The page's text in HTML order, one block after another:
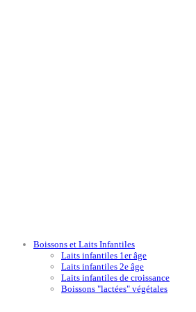
Boissons et Laits Infantiles
Laits infantiles 1er âge
Laits infantiles 2e âge
Laits infantiles de croissance
Boissons "lactées" végétales